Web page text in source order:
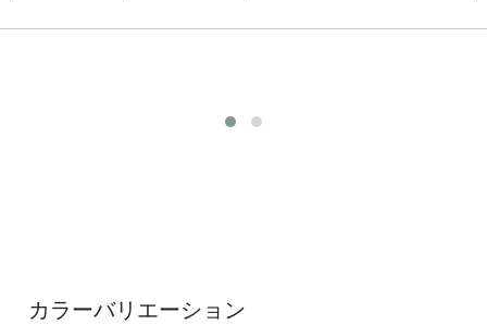
カラーバリエーション